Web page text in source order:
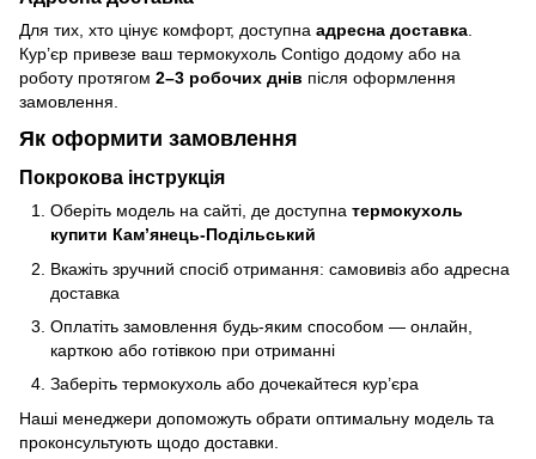
Для тих, хто цінує комфорт, доступна адресна доставка.
Кур’єр привезе ваш термокухоль Contigo додому або на
роботу протягом 2–3 робочих днів після оформлення
замовлення.
Як оформити замовлення
Покрокова інструкція
Оберіть модель на сайті, де доступна термокухоль
купити Кам’янець-Подільський
Вкажіть зручний спосіб отримання: самовивіз або адресна
доставка
Оплатіть замовлення будь‑яким способом — онлайн,
карткою або готівкою при отриманні
Заберіть термокухоль або дочекайтеся кур’єра
Наші менеджери допоможуть обрати оптимальну модель та
проконсультують щодо доставки.